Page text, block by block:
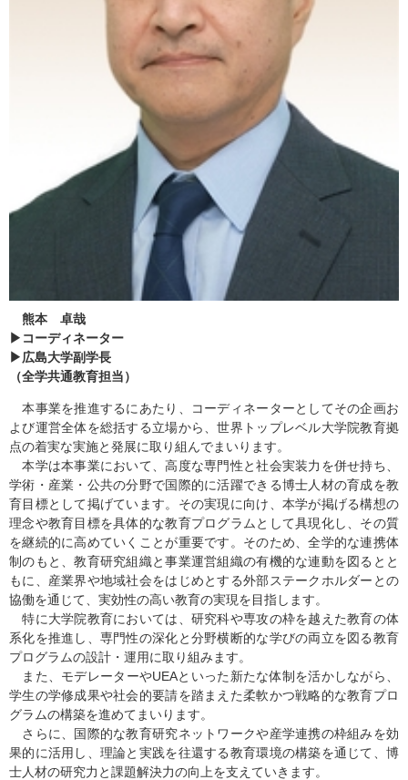
熊本 卓哉
▶コーディネーター
▶広島大学副学長
（全学共通教育担当）
本事業を推進するにあたり、コーディネーターとしてその企画お
よび運営全体を総括する立場から、世界トップレベル大学院教育拠
点の着実な実施と発展に取り組んでまいります。
本学は本事業において、高度な専門性と社会実装力を併せ持ち、
学術・産業・公共の分野で国際的に活躍できる博士人材の育成を教
育目標として掲げています。その実現に向け、本学が掲げる構想の
理念や教育目標を具体的な教育プログラムとして具現化し、その質
を継続的に高めていくことが重要です。そのため、全学的な連携体
制のもと、教育研究組織と事業運営組織の有機的な連動を図るとと
もに、産業界や地域社会をはじめとする外部ステークホルダーとの
協働を通じて、実効性の高い教育の実現を目指します。
特に大学院教育においては、研究科や専攻の枠を越えた教育の体
系化を推進し、専門性の深化と分野横断的な学びの両立を図る教育
プログラムの設計・運用に取り組みます。
また、モデレーターやUEAといった新たな体制を活かしながら、
学生の学修成果や社会的要請を踏まえた柔軟かつ戦略的な教育プロ
グラムの構築を進めてまいります。
さらに、国際的な教育研究ネットワークや産学連携の枠組みを効
果的に活用し、理論と実践を往還する教育環境の構築を通じて、博
士人材の研究力と課題解決力の向上を支えていきます。